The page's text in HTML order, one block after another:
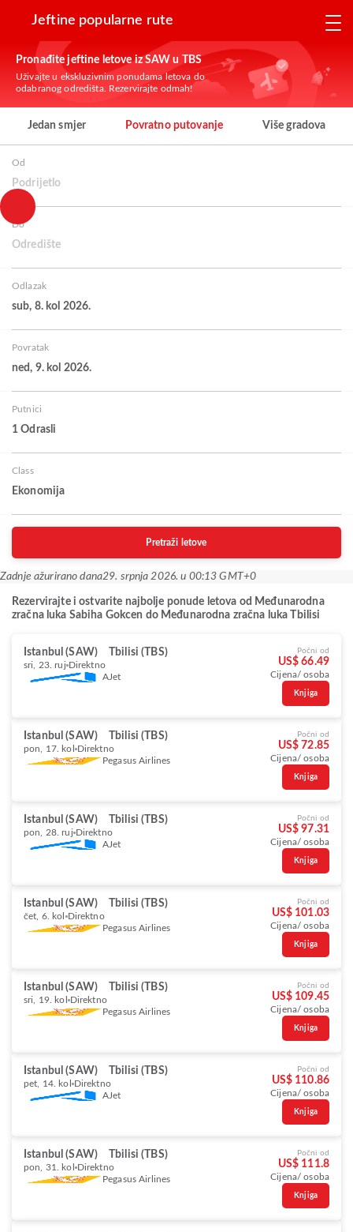
Jeftine popularne rute
Pronađite jeftine letove iz SAW u TBS
Uživajte u ekskluzivnim ponudama letova do
odabranog odredišta. Rezervirajte odmah!
Jedan smjer Povratno putovanje Više gradova
Od
Podrijetlo
Do
Odredište
Odlazak
sub, 8. kol 2026.
Povratak
ned, 9. kol 2026.
Putnici
1 Odrasli
Class
Ekonomija
Pretraži letove
Zadnje ažurirano dana29. srpnja 2026. u 00:13 GMT+0
Rezervirajte i ostvarite najbolje ponude letova od Međunarodna
zračna luka Sabiha Gokcen do Međunarodna zračna luka Tbilisi
Istanbul (SAW) Tbilisi (TBS)
sri, 23. ruj Direktno
AJet
Počni od
US$ 66.49
Cijena/ osoba
Knjiga
Istanbul (SAW) Tbilisi (TBS)
pon, 17. kol Direktno
Pegasus Airlines
Počni od
US$ 72.85
Cijena/ osoba
Knjiga
Istanbul (SAW) Tbilisi (TBS)
pon, 28. ruj Direktno
AJet
Počni od
US$ 97.31
Cijena/ osoba
Knjiga
Istanbul (SAW) Tbilisi (TBS)
čet, 6. kol Direktno
Pegasus Airlines
Počni od
US$ 101.03
Cijena/ osoba
Knjiga
Istanbul (SAW) Tbilisi (TBS)
sri, 19. kol Direktno
Pegasus Airlines
Počni od
US$ 109.45
Cijena/ osoba
Knjiga
Istanbul (SAW) Tbilisi (TBS)
pet, 14. kol Direktno
AJet
Počni od
US$ 110.86
Cijena/ osoba
Knjiga
Istanbul (SAW) Tbilisi (TBS)
pon, 31. kol Direktno
Pegasus Airlines
Počni od
US$ 111.8
Cijena/ osoba
Knjiga